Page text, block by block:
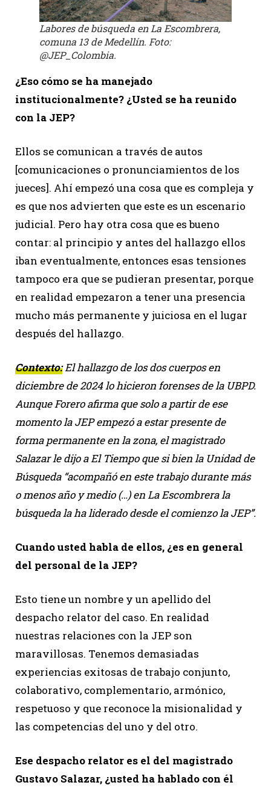
Labores de búsqueda en La Escombrera,
comuna 13 de Medellín. Foto:
@JEP_Colombia.
¿Eso cómo se ha manejado
institucionalmente? ¿Usted se ha reunido
con la JEP?
Ellos se comunican a través de autos
[comunicaciones o pronunciamientos de los
jueces]. Ahí empezó una cosa que es compleja y
es que nos advierten que este es un escenario
judicial. Pero hay otra cosa que es bueno
contar: al principio y antes del hallazgo ellos
iban eventualmente, entonces esas tensiones
tampoco era que se pudieran presentar, porque
en realidad empezaron a tener una presencia
mucho más permanente y juiciosa en el lugar
después del hallazgo.
Contexto:El hallazgo de los dos cuerpos en
diciembre de 2024 lo hicieron forenses de la UBPD.
Aunque Forero afirma que solo a partir de ese
momento la JEP empezó a estar presente de
forma permanente en la zona, el magistrado
Salazar le dijo a El Tiempo que si bien la Unidad de
Búsqueda “acompañó en este trabajo durante más
o menos año y medio (…) en La Escombrera la
búsqueda la ha liderado desde el comienzo la JEP”.
Cuando usted habla de ellos, ¿es en general
del personal de la JEP?
Esto tiene un nombre y un apellido del
despacho relator del caso. En realidad
nuestras relaciones con la JEP son
maravillosas. Tenemos demasiadas
experiencias exitosas de trabajo conjunto,
colaborativo, complementario, armónico,
respetuoso y que reconoce la misionalidad y
las competencias del uno y del otro.
Ese despacho relator es el del magistrado
Gustavo Salazar, ¿usted ha hablado con él